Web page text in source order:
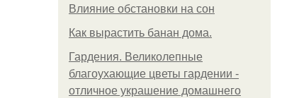
Влияние обстановки на сон
Как вырастить банан дома.
Гардения. Великолепные
благоухающие цветы гардении -
отличное украшение домашнего